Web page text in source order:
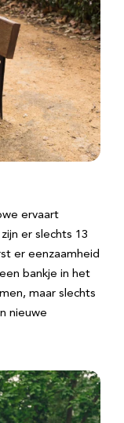
ervaart
er slechts 13
er eenzaamheid
bankje in het
maar slechts
nieuwe